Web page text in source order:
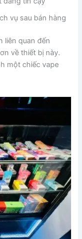
vụ sau bán hàng
liên quan đến
về thiết bị này.
một chiếc vape